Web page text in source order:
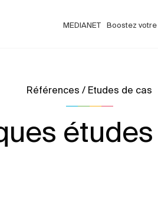
MEDIANET Boostez
Références / Etudes de cas